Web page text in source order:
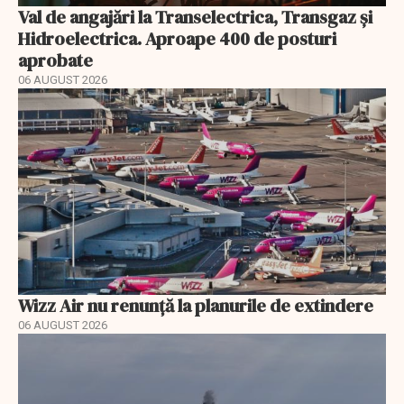
Val de angajări la Transelectrica, Transgaz și
Hidroelectrica. Aproape 400 de posturi
aprobate
06 AUGUST 2026
Wizz Air nu renunță la planurile de extindere
06 AUGUST 2026